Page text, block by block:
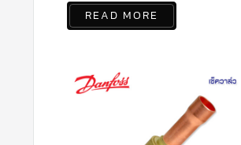
READ MORE